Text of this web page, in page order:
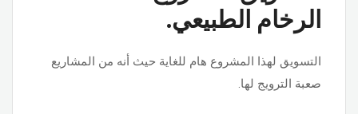
الرخام الطبيعي.
التسويق لهذا المشروع هام للغاية حيث أنه من المشاريع
صعبة الترويج لها.